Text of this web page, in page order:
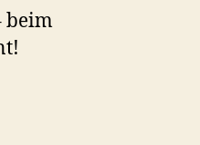
beim